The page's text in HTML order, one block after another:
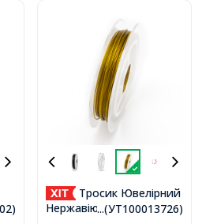
...(УТ100013726)
Тросик Ювелірний
Нержавіюча Сталь,